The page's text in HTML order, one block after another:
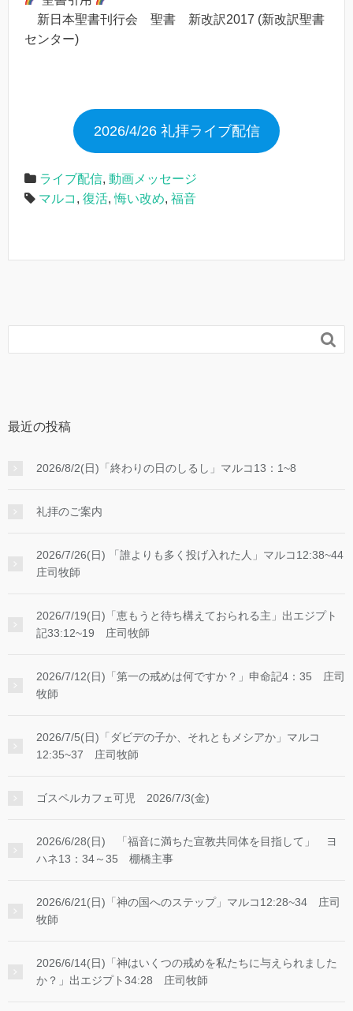
新日本聖書刊行会 聖書 新改訳2017 (新改訳聖書
センター)
2026/4/26 礼拝ライブ配信
ライブ配信, 動画メッセージ
マルコ , 復活,悔い改め, 福音

最近の投稿
2026/8/2(日)「終わりの日のしるし」マルコ13：1~8
礼拝のご案内
2026/7/26(日) 「誰よりも多く投げ入れた人」マルコ12:38~44
庄司牧師
2026/7/19(日)「恵もうと待ち構えておられる主」出エジプト
記33:12~19 庄司牧師
2026/7/12(日)「第一の戒めは何ですか？」申命記4：35 庄司
牧師
2026/7/5(日)「ダビデの子か、それともメシアか」マルコ
12:35~37 庄司牧師
ゴスペルカフェ可児 2026/7/3(金)
2026/6/28(日) 「福音に満ちた宣教共同体を目指して」 ヨ
ハネ13：34～35 棚橋主事
2026/6/21(日)「神の国へのステップ」マルコ12:28~34 庄司
牧師
2026/6/14(日)「神はいくつの戒めを私たちに与えられました
か？」出エジプト34:28 庄司牧師